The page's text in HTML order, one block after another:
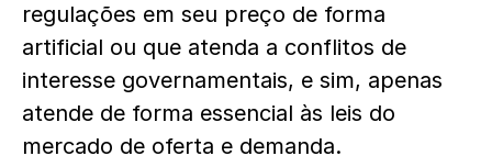
regulações em seu preço de forma
artificial ou que atenda a conflitos de
interesse governamentais, e sim, apenas
atende de forma essencial às leis do
mercado de oferta e demanda.